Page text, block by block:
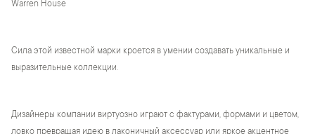
Warren House
Сила этой известной марки кроется в умении создавать уникальные и
выразительные коллекции.
Дизайнеры компании виртуозно играют с фактурами, формами и цветом,
ловко превращая идею в лаконичный аксессуар или яркое акцентное